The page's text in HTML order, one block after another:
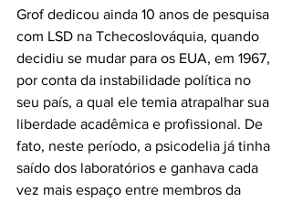
Grof dedicou ainda 10 anos de pesquisa
com LSD na Tchecoslováquia, quando
decidiu se mudar para os EUA, em 1967,
por conta da instabilidade política no
seu país, a qual ele temia atrapalhar sua
liberdade acadêmica e profissional. De
fato, neste período, a psicodelia já tinha
saído dos laboratórios e ganhava cada
vez mais espaço entre membros da